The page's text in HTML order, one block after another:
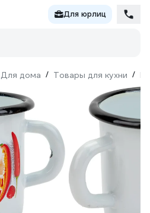
Для юрлиц
Для дома / Товары для кухни /